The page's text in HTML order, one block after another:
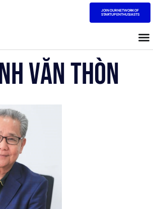
JOIN OUR NETWORK OF
STARTUP ENTHUSIASTS
Văn Thòn